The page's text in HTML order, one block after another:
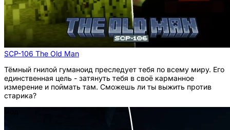
SCP-106 The Old Man
Тёмный гнилой гуманоид преследует тебя по всему миру. Его
единственная цель - затянуть тебя в своё карманное
измерение и поймать там. Сможешь ли ты выжить против
старика?